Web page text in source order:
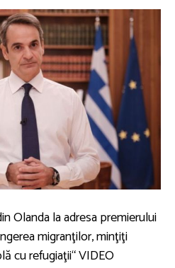
Olanda la adresa premierului
migranţilor, minţiţi
cu refugiaţii“ VIDEO